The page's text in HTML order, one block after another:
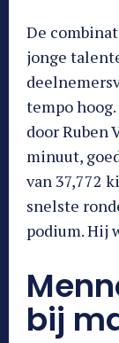
De
jonge
tempo
door Ruben
minuut,
van 37,772
snelste
podium. Hij
bij